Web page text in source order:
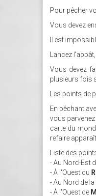
Pour pêcher
Vous devez
Il est
Lancez
Vous devez
plusieurs fois
Les points
En pêchant
vous
carte du
refaire
Liste des
- Au Nord-Est
- À l'Ouest du
- Au Nord de la
- À l'Ouest de